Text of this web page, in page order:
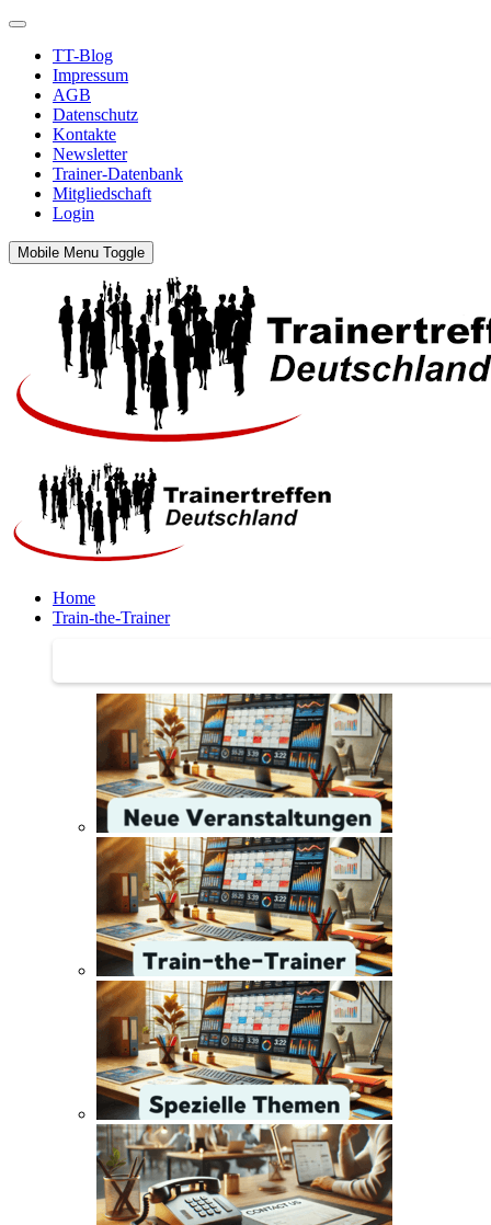
TT-Blog
Impressum
AGB
Datenschutz
Kontakte
Newsletter
Trainer-Datenbank
Mitgliedschaft
Login
Mobile Menu Toggle
Home
Train-the-Trainer